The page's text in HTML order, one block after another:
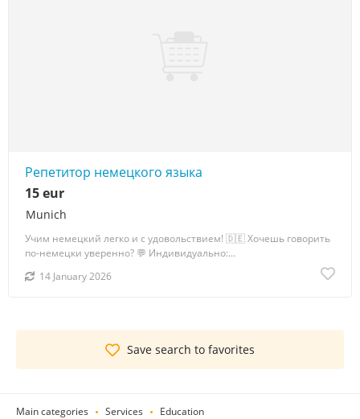
Репетитор немецкого языка
Munich
15 eur
Учим немецкий легко и с удовольствием! 🇩🇪 Хочешь говорить
по-немецки уверенно? 💬 Индивидуально:...
14 January 2026
Save search to favorites
Main categories Services Education